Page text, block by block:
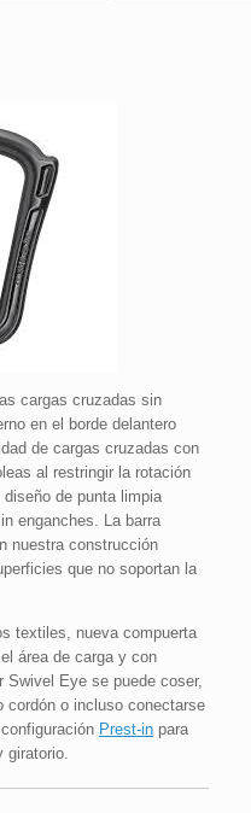
cargas cruzadas sin
en el borde delantero
de cargas cruzadas con
al restringir la rotación
de punta limpia
enganches. La barra
nuestra construcción
que no soportan la
textiles, nueva compuerta
área de carga y con
Swivel Eye se puede coser,
cordón o incluso conectarse
Prest-in para
giratorio.